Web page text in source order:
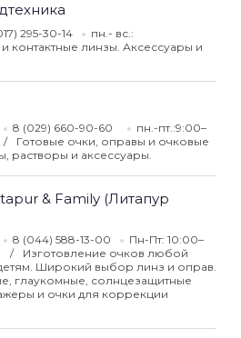
295-30-14
пн.- вс.:
контактные линзы. Аксессуары и
8 (029) 660-90-60
пн.-пт.:9:00–
Готовые очки, оправы и очковые
растворы и аксессуары.
& Family (Литапур
8 (044) 588-13-00
Пн-Пт: 10:00–
Изготовление очков любой
Широкий выбор линз и оправ.
глаукомные, солнцезащитные
и очки для коррекции